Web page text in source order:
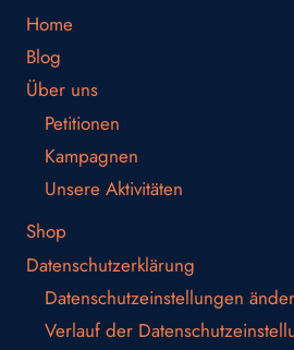
Home
Blog
Über uns
Petitionen
Kampagnen
Unsere Aktivitäten
Shop
Datenschutzerklärung
Datenschutzeinstellungen
Verlauf der